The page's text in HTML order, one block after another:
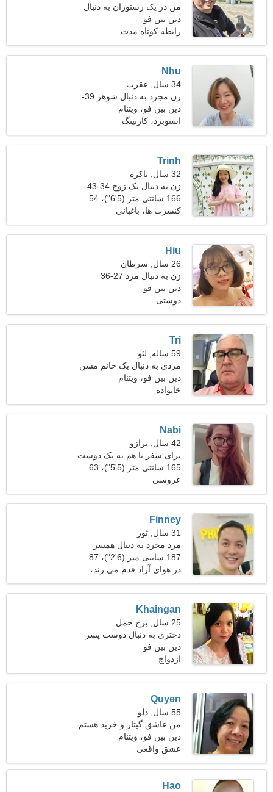
من در یک رستوران به دنبال
یک زن اغوا کننده کار می کنم
دین بین فو
رابطه کوتاه مدت
Nhu
34 سال, عقرب
زن مجرد به دنبال شوهر 39-
46
دین بین فو، ویتنام
اسنوبرد، کارتینگ
Trinh
32 سال, باکره
زن به دنبال یک زوج 34-43
166 سانتی متر (5'6")، 54
کیلوگرم (119 پوند)
کنسرت ها، باغبانی
Hiu
26 سال, سرطان
زن به دنبال مرد 27-36
دین بین فو
دوستی
Tri
59 ساله, لئو
مردی به دنبال یک خانم مسن
دین بین فو، ویتنام
خانواده
Nabi
42 سال, ترازو
برای سفر با هم به یک دوست
وفادار نیاز دارم
165 سانتی متر (5'5")، 63
کیلوگرم (138 پوند)
عروسی
Finney
31 سال, ثور
مرد مجرد به دنبال همسر
187 سانتی متر (6'2")، 87
کیلوگرم (191 پوند)
در هوای آزاد قدم می زند،
جامعه شناسی
Khaingan
25 سال, برج حمل
دختری به دنبال دوست پسر
دین بین فو
ازدواج
Quyen
55 سال, دلو
من عاشق گیتار و خرید هستم
دین بین فو، ویتنام
عشق واقعی
Hao